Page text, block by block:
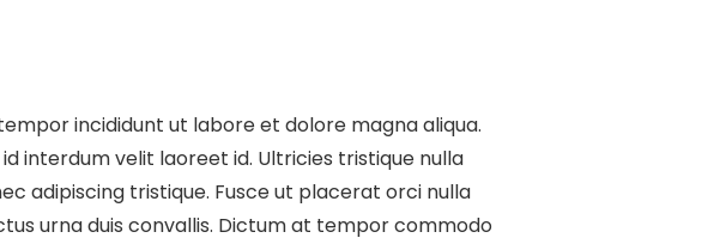
incididunt ut labore et dolore magna aliqua.
interdum velit laoreet id. Ultricies tristique nulla
adipiscing tristique. Fusce ut placerat orci nulla
urna duis convallis. Dictum at tempor commodo